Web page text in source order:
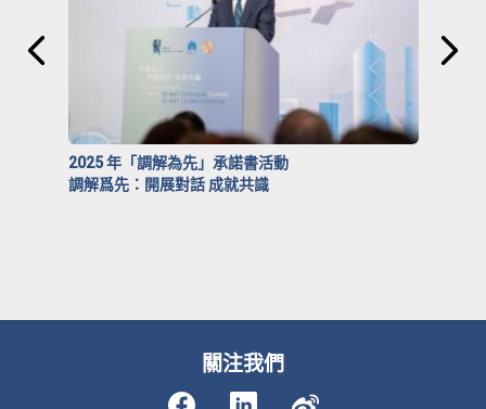
2025 年「調解為先」承諾書活動
調解爲先：開展對話 成就共識
關注我們